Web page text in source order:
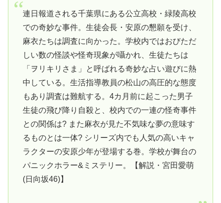
連日報道される千葉県にある公立高校・緑陵高校
での奇妙な事件。生徒会長・安原の懇願を受け、
麻衣たちは調査に向かった。学校内ではおびただ
しい数の怪談や怪奇現象が囁かれ、生徒たちは
「ヲリキリさま」と呼ばれる奇妙な占い遊びに熱
中している。生活指導教員の松山の高圧的な態度
もあり調査は難航する。4カ月前に起こった男子
生徒の飛び降り自殺と、校内での一連の怪奇事件
との関係は? また麻衣が見た不気味な夢の意味す
るものとは一体? シリーズ内でも人気の高いキャ
ラクターの安原少年が登場する巻。学校が舞台の
パニックホラー&ミステリー。【解説・宮田愛萌
(日向坂46)】